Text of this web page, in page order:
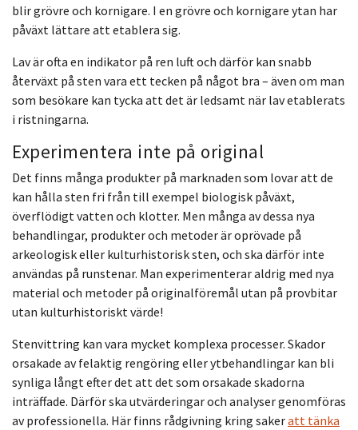
blir grövre och kornigare. I en grövre och kornigare ytan har
påväxt lättare att etablera sig.
Lav är ofta en indikator på ren luft och därför kan snabb
återväxt på sten vara ett tecken på något bra – även om man
som besökare kan tycka att det är ledsamt när lav etablerats
i ristningarna.
Experimentera inte på original
Det finns många produkter på marknaden som lovar att de
kan hålla sten fri från till exempel biologisk påväxt,
överflödigt vatten och klotter. Men många av dessa nya
behandlingar, produkter och metoder är oprövade på
arkeologisk eller kulturhistorisk sten, och ska därför inte
användas på runstenar. Man experimenterar aldrig med nya
material och metoder på originalföremål utan på provbitar
utan kulturhistoriskt värde!
Stenvittring kan vara mycket komplexa processer. Skador
orsakade av felaktig rengöring eller ytbehandlingar kan bli
synliga långt efter det att det som orsakade skadorna
inträffade. Därför ska utvärderingar och analyser genomföras
av professionella. Här finns rådgivning kring sakeratt tänka